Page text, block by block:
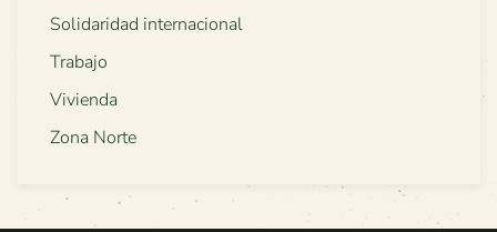
Solidaridad internacional
Trabajo
Vivienda
Zona Norte